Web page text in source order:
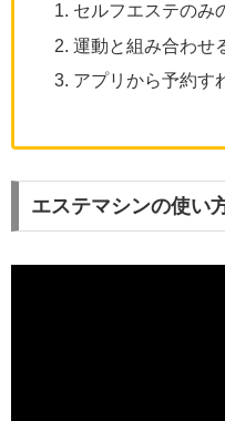
セルフエステのみ
運動と組み合わせ
アプリから予約す
エステマシンの使い